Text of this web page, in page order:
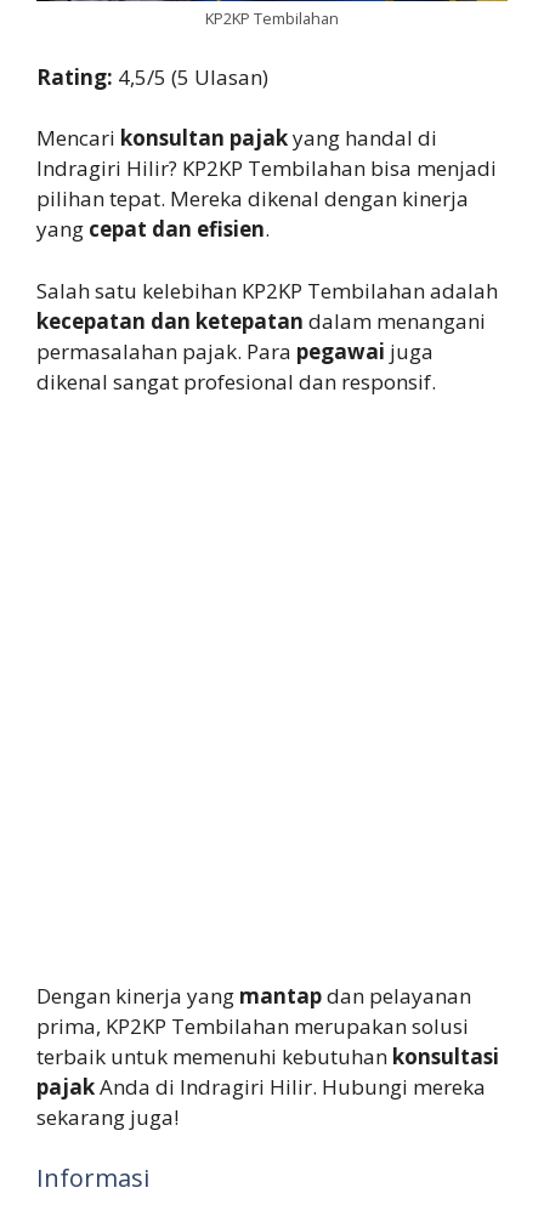
KP2KP Tembilahan
Rating: 4,5/5 (5 Ulasan)
Mencari konsultan pajakyang handal di
Indragiri Hilir? KP2KP Tembilahan bisa menjadi
pilihan tepat. Mereka dikenal dengan kinerja
yang cepat dan efisien.
Salah satu kelebihan KP2KP Tembilahan adalah
kecepatan dan ketepatan dalam menangani
permasalahan pajak. Para pegawai juga
dikenal sangat profesional dan responsif.
Dengan kinerja yang mantapdan pelayanan
prima, KP2KP Tembilahan merupakan solusi
terbaik untuk memenuhi kebutuhan konsultasi
pajakAnda di Indragiri Hilir. Hubungi mereka
sekarang juga!
Informasi